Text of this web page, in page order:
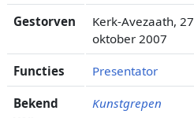
Gestorven
Kerk-Avezaath, 27
oktober 2007
Functies Presentator
Bekend
Kunstgrepen